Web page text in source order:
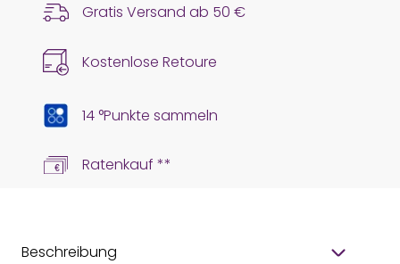
Gratis Versand ab 50 €
Kostenlose Retoure
14 °Punkte sammeln
Ratenkauf **
Beschreibung